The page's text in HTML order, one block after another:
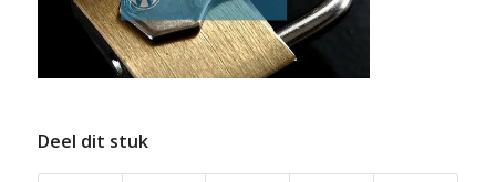
Deel dit stuk